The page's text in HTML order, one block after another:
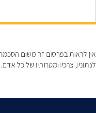
אין לראות בפרסום זה משום
לנתוניו, צרכיו ומטרותיו של כל אדם.